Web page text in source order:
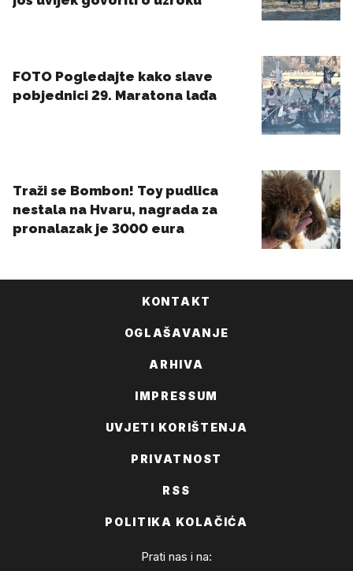
KONTAKT
OGLAŠAVANJE
ARHIVA
IMPRESSUM
UVJETI KORIŠTENJA
PRIVATNOST
RSS
POLITIKA KOLAČIĆA
Prati nas i na: